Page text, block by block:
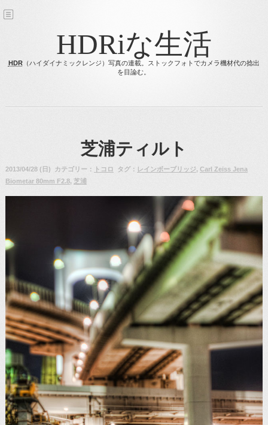
HDRiな生活
HDR（ハイダイナミックレンジ）写真の連載。ストックフォトでカメラ機材代の捻出
を目論む。
芝浦ティルト
2013/04/28 (日) カテゴリー： トコロ タグ： レインボーブリッジ, Carl Zeiss Jena
Biometar 80mm F2.8, 芝浦